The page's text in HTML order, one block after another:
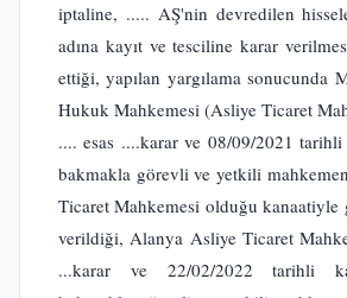
iptaline, ..... AŞ'nin devredilen
adına kayıt ve tesciline karar
ettiği, yapılan yargılama sonucunda
Hukuk Mahkemesi (Asliye Ticaret
.... esas ....karar ve 08/09/2021 tarihli
bakmakla görevli ve yetkili
Ticaret Mahkemesi olduğu kanaatiyle
verildiği, Alanya Asliye Ticaret
...karar ve 22/02/2022 tarihli